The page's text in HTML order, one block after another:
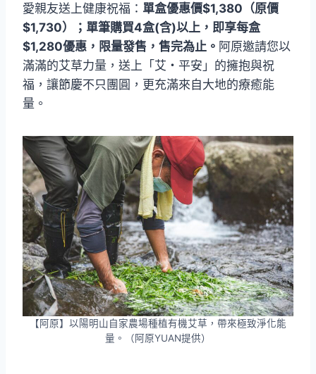
愛親友送上健康祝福： 單盒優惠價$1,380（原價
$1,730）；單筆購買4盒(含)以上，即享每盒
$1,280優惠，限量發售，售完為止。 阿原邀請您以
滿滿的艾草力量，送上「艾・平安」的擁抱與祝
福，讓節慶不只團圓，更充滿來自大地的療癒能
量。
【阿原】以陽明山自家農場種植有機艾草，帶來極致淨化能
量。（阿原YUAN提供）